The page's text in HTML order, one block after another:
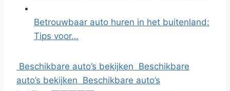
Betrouwbaar auto huren in het buitenland:
Tips voor…
Beschikbare auto’s bekijken Beschikbare
auto’s bekijken Beschikbare auto’s